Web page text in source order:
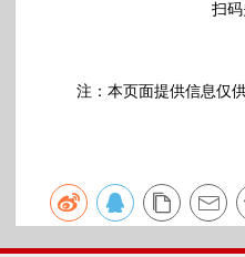
扫
注：本页面提供信息仅供